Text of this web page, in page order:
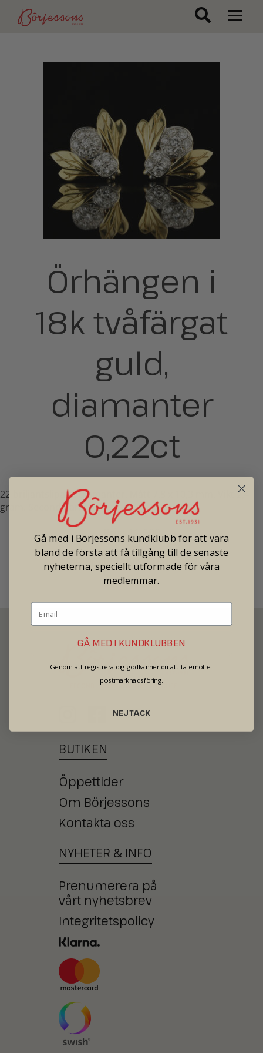
Örhängen i
18k tvåfärgat
guld,
diamanter
0,22ct
22 briljantslipade diamanter. Mått 7,8 x 10,3 mm. Vikt 2,4
gram. Second hand.
Pris: 11 500
Tradionellt butikspris: 21 000
SECOND HAND - JEWELRY - WATCHES
BUTIKEN
Öppettider
Om Börjessons
Kontakta oss
NYHETER & INFO
Prenumerera på
vårt nyhetsbrev
Integritetspolicy
Gå med i Börjessons kundklubb för att vara
bland de första att få tillgång till de senaste
nyheterna, speciellt utformade för våra
medlemmar.
GÅ MED I KUNDKLUBBEN
Genom att registrera dig godkänner du att ta emot e-
postmarknadsföring.
NEJ TACK